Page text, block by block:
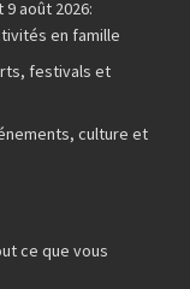
août 2026:
en famille
festivals et
culture et
ce que vous